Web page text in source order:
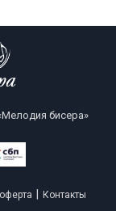
бисера»
Контакты